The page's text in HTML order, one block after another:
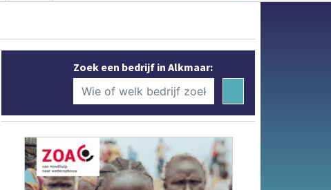
Zoek een bedrijf in Alkmaar: